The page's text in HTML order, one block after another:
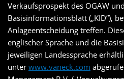
Verkaufsprospekt des OGAW
Basisinformationsblatt („KID”),
Anlageentscheidung treffen.
englischer Sprache und die
jeweiligen Landessprache
unter www.vaneck.com